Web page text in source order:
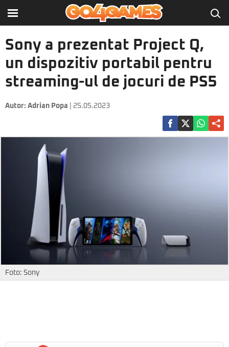
Sony a prezentat Project Q,
un dispozitiv portabil pentru
streaming-ul de jocuri de PS5
Autor: Adrian Popa | 25.05.2023
Foto: Sony